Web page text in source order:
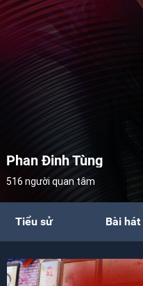
Phan Đinh Tùng
516 người quan tâm
Tiểu sử Bài hát